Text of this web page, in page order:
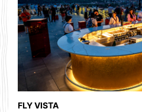
FLY VISTA